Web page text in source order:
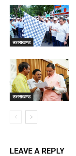
उत्तराखण्ड
उत्तराखण्ड
LEAVE A REPLY